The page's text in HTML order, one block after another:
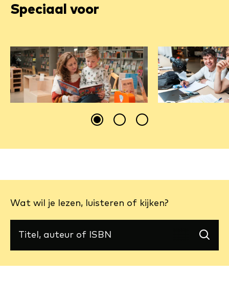
Speciaal voor
Kinderen
BoekStart, Voorleeshelden,
Maakplaats en meer.
Jongeren
Oefenen
studeertips en
Wat wil je lezen, luisteren of kijken?
link)